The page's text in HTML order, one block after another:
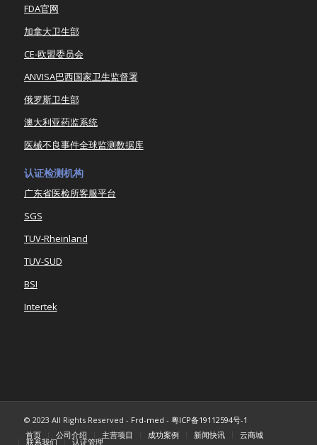
FDA官网
加拿大卫生部
CE-欧盟委员会
ANVISA巴西国家卫生监督署
俄罗斯卫生部
澳大利亚药监系统
医械不良事件全球监测数据库
认证检测机构
广东省医检所客服平台
SGS
TUV-Rheinland
TUV-SUD
BSI
Intertek
© 2023 All Rights Reserved - Frd-med - 粤ICP备19112594号-1
首页
公司介绍 主营项目 成功案例 新闻快讯 云商城
联系我们 认证管理